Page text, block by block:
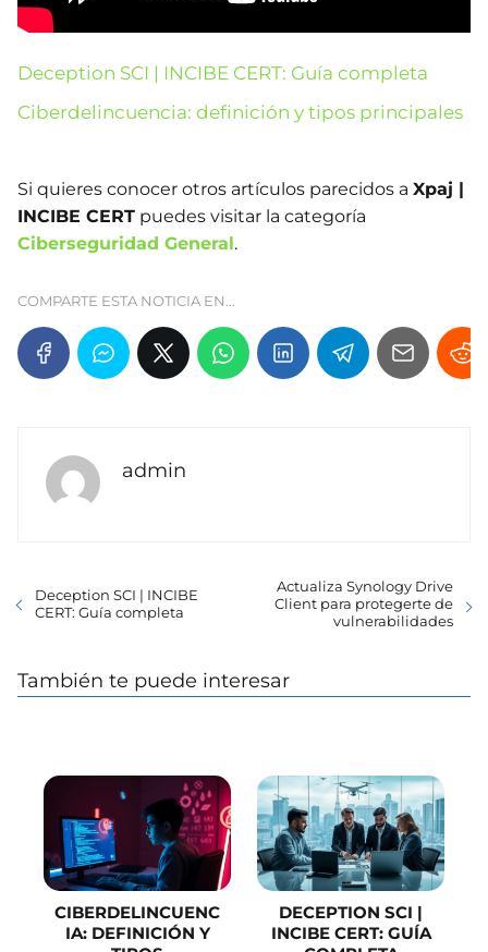
Deception SCI | INCIBE CERT: Guía completa
Ciberdelincuencia: definición y tipos principales
Si quieres conocer otros artículos parecidos a Xpaj |
INCIBE CERT puedes visitar la categoría
Ciberseguridad General.
COMPARTE ESTA NOTICIA EN...
admin
Deception SCI | INCIBE
CERT: Guía completa
Actualiza Synology Drive
Client para protegerte de
vulnerabilidades
También te puede interesar
CIBERDELINCUENC
IA: DEFINICIÓN Y
DECEPTION SCI |
INCIBE CERT: GUÍA